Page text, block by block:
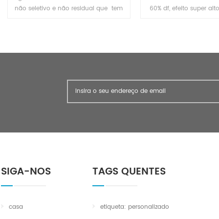
não seletivo e não residual que tem
daninhas e matar em plantas de
60% df, efeito super
SIGA-NOS
casa
TAGS QUENTES
etiqueta: personalizado